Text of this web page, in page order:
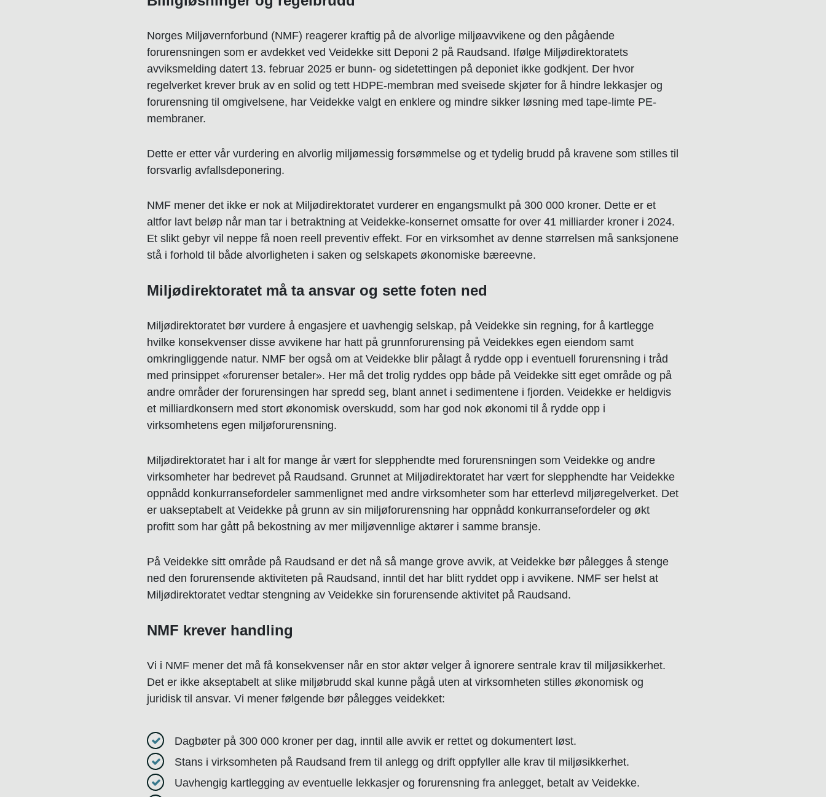
Norges Miljøvernforbund (NMF) reagerer kraftig på de alvorlige miljøavvikene og den pågående
forurensningen som er avdekket ved Veidekke sitt Deponi 2 på Raudsand. Ifølge Miljødirektoratets
avviksmelding datert 13. februar 2025 er bunn- og sidetettingen på deponiet ikke godkjent. Der hvor
regelverket krever bruk av en solid og tett HDPE-membran med sveisede skjøter for å hindre lekkasjer og
forurensning til omgivelsene, har Veidekke valgt en enklere og mindre sikker løsning med tape-limte PE-
membraner.
Dette er etter vår vurdering en alvorlig miljømessig forsømmelse og et tydelig brudd på kravene som stilles til
forsvarlig avfallsdeponering.
NMF mener det ikke er nok at Miljødirektoratet vurderer en engangsmulkt på 300 000 kroner. Dette er et
altfor lavt beløp når man tar i betraktning at Veidekke-konsernet omsatte for over 41 milliarder kroner i 2024.
Et slikt gebyr vil neppe få noen reell preventiv effekt. For en virksomhet av denne størrelsen må sanksjonene
stå i forhold til både alvorligheten i saken og selskapets økonomiske bæreevne.
Miljødirektoratet må ta ansvar og sette foten ned
Miljødirektoratet bør vurdere å engasjere et uavhengig selskap, på Veidekke sin regning, for å kartlegge
hvilke konsekvenser disse avvikene har hatt på grunnforurensing på Veidekkes egen eiendom samt
omkringliggende natur. NMF ber også om at Veidekke blir pålagt å rydde opp i eventuell forurensning i tråd
med prinsippet «forurenser betaler». Her må det trolig ryddes opp både på Veidekke sitt eget område og på
andre områder der forurensingen har spredd seg, blant annet i sedimentene i fjorden. Veidekke er heldigvis
et milliardkonsern med stort økonomisk overskudd, som har god nok økonomi til å rydde opp i
virksomhetens egen miljøforurensning.
Miljødirektoratet har i alt for mange år vært for slepphendte med forurensningen som Veidekke og andre
virksomheter har bedrevet på Raudsand. Grunnet at Miljødirektoratet har vært for slepphendte har Veidekke
oppnådd konkurransefordeler sammenlignet med andre virksomheter som har etterlevd miljøregelverket. Det
er uakseptabelt at Veidekke på grunn av sin miljøforurensning har oppnådd konkurransefordeler og økt
profitt som har gått på bekostning av mer miljøvennlige aktører i samme bransje.
På Veidekke sitt område på Raudsand er det nå så mange grove avvik, at Veidekke bør pålegges å stenge
ned den forurensende aktiviteten på Raudsand, inntil det har blitt ryddet opp i avvikene. NMF ser helst at
Miljødirektoratet vedtar stengning av Veidekke sin forurensende aktivitet på Raudsand.
NMF krever handling
Vi i NMF mener det må få konsekvenser når en stor aktør velger å ignorere sentrale krav til miljøsikkerhet.
Det er ikke akseptabelt at slike miljøbrudd skal kunne pågå uten at virksomheten stilles økonomisk og
juridisk til ansvar. Vi mener følgende bør pålegges veidekket:
Dagbøter på 300 000 kroner per dag, inntil alle avvik er rettet og dokumentert løst.
Stans i virksomheten på Raudsand frem til anlegg og drift oppfyller alle krav til miljøsikkerhet.
Uavhengig kartlegging av eventuelle lekkasjer og forurensning fra anlegget, betalt av Veidekke.